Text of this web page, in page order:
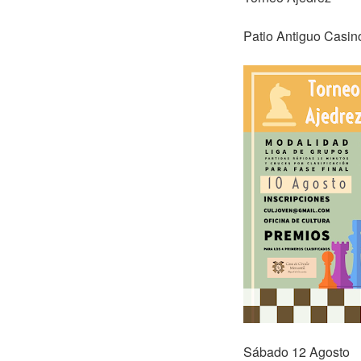
Patio Antiguo
Sábado 12 Agosto